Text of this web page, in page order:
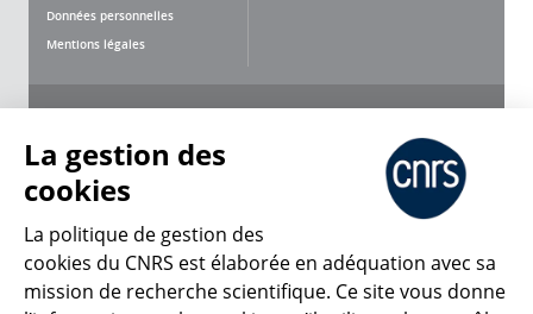
Données personnelles
Mentions légales
CNRS Le Mag
La gestion des
cookies
La politique de gestion des
cookies du CNRS est élaborée en adéquation avec sa
mission de recherche scientifique. Ce site vous donne